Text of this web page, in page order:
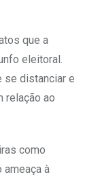
que a
eleitoral.
se distanciar e
relação ao
como
à